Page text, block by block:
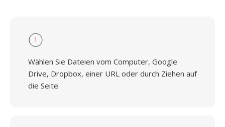
1
Wählen Sie Dateien vom Computer, Google
Drive, Dropbox, einer URL oder durch Ziehen auf
die Seite.